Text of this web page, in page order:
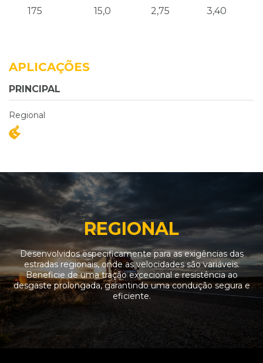
175
15,0 2,75 3,40
APLICAÇÕES
PRINCIPAL
Regional
REGIONAL
Desenvolvidos especificamente para as exigências das
estradas regionais, onde as velocidades são variáveis.
Beneficie de uma tração excecional e resistência ao
desgaste prolongada, garantindo uma condução segura e
eficiente.